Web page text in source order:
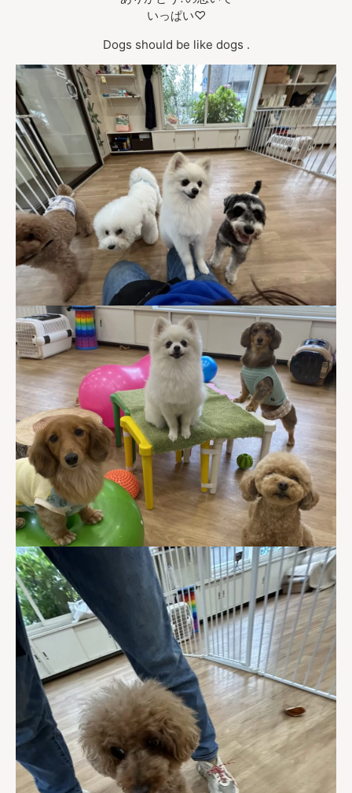
いっぱい♡
Dogs should be like dogs .